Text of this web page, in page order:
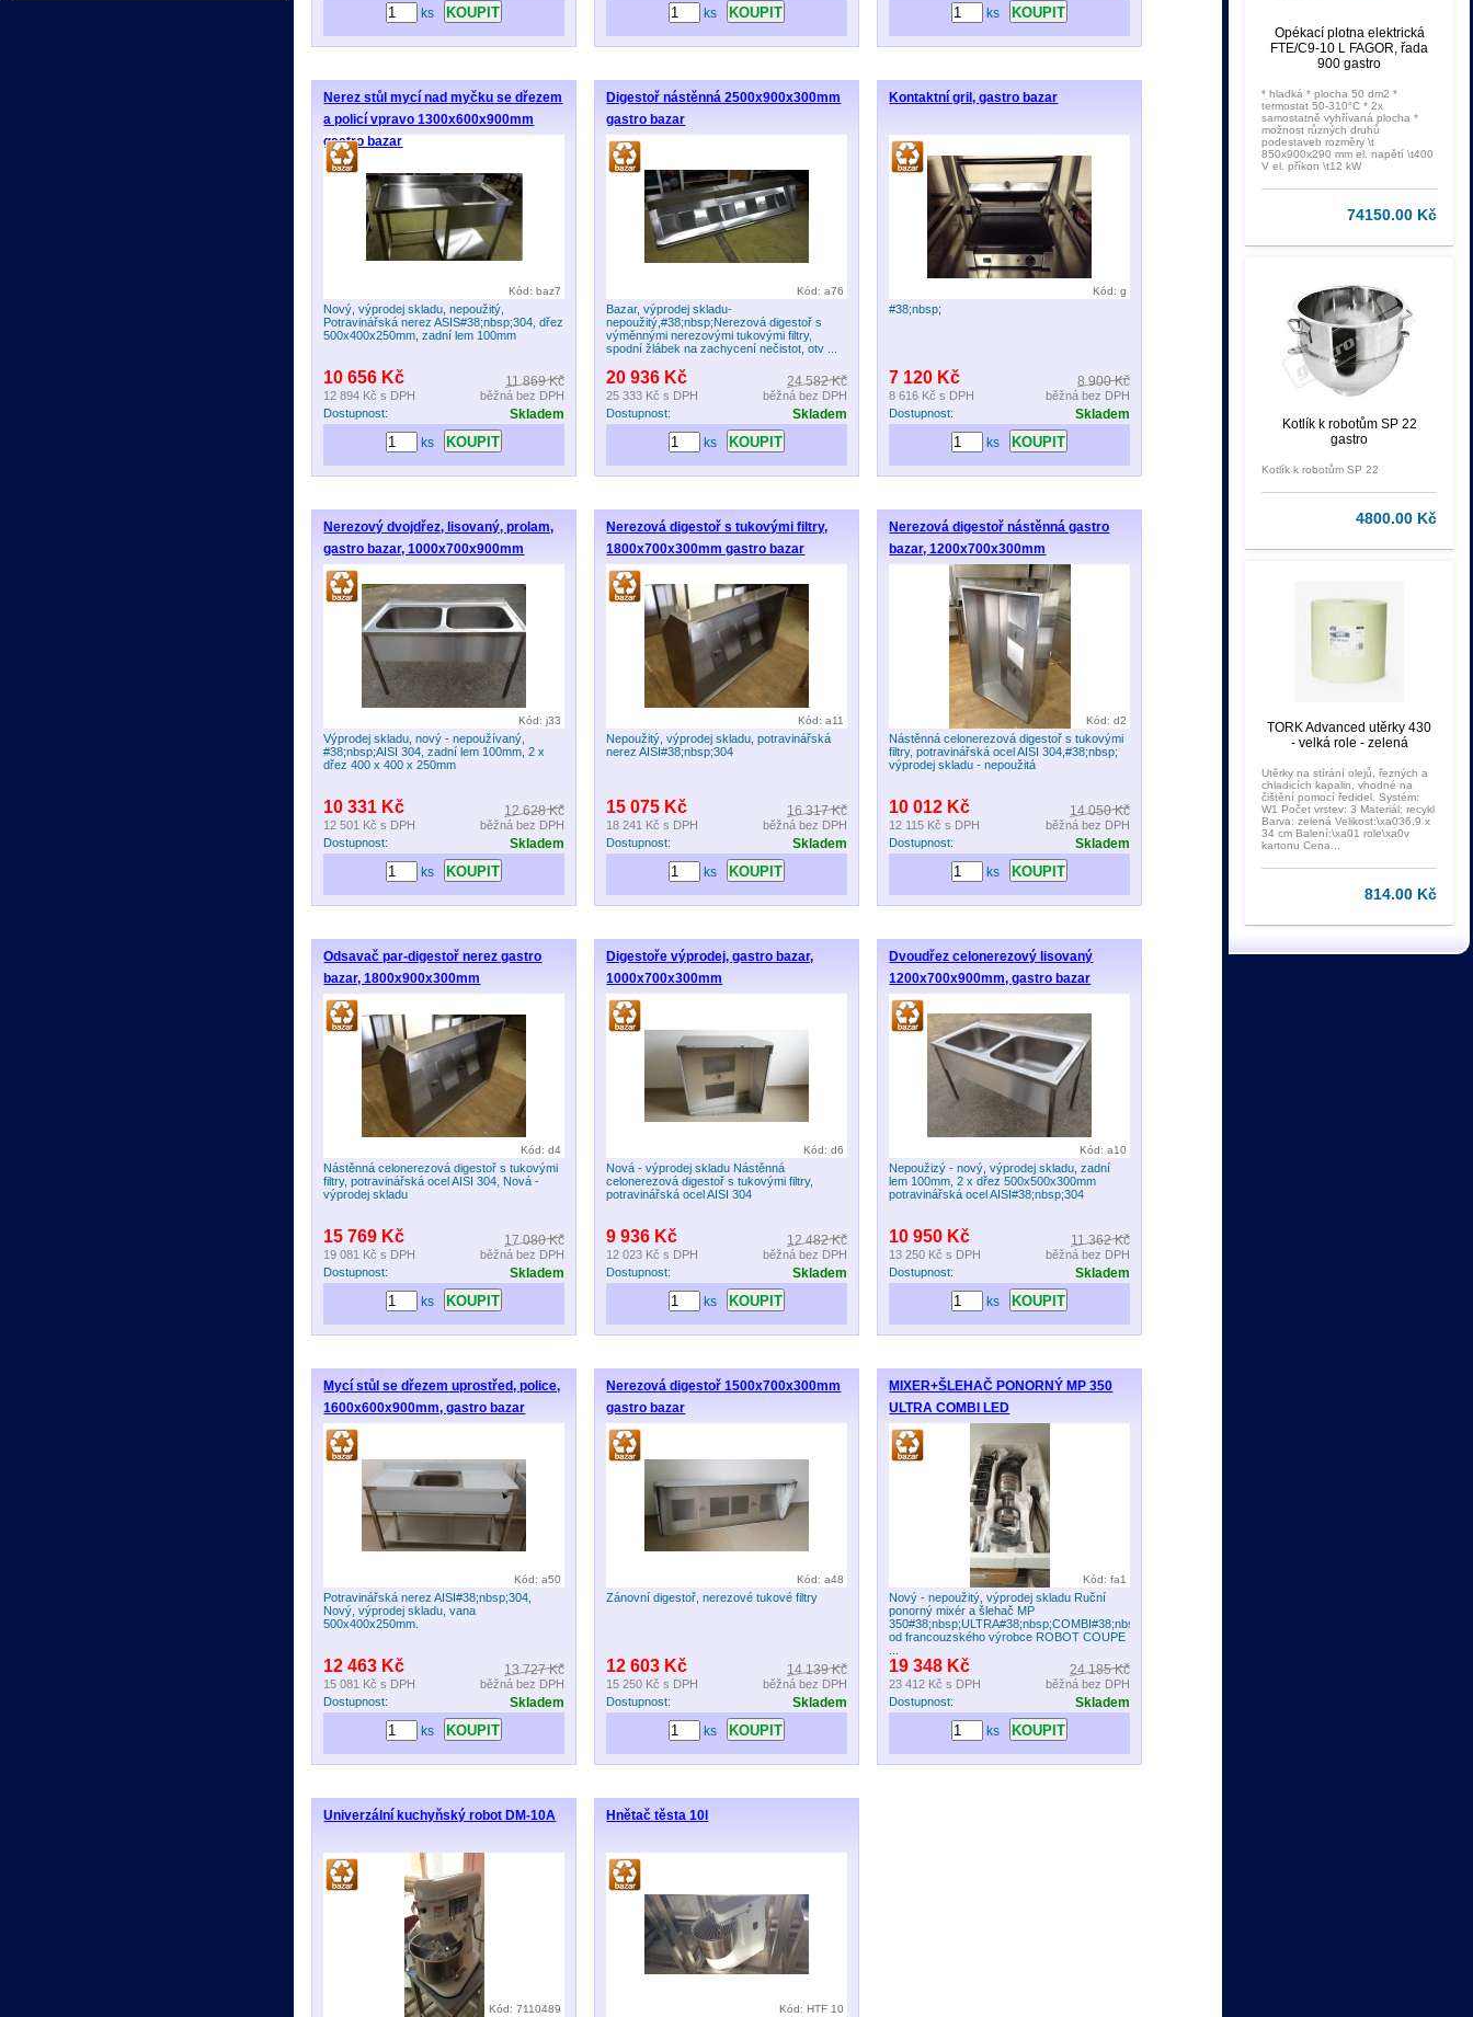
ks
ks
ks
Kód: baz7
Nerez stůl mycí nad myčku se dřezem
a policí vpravo 1300x600x900mm
gastro bazar
Nový, výprodej skladu, nepoužitý,
Potravinářská nerez ASIS#38;nbsp;304, dřez
500x400x250mm, zadní lem 100mm
10 656 Kč
12 894 Kč s DPH
11 869 Kč
běžná bez DPH
Dostupnost:
Skladem
ks
Kód: a76
Digestoř nástěnná 2500x900x300mm
gastro bazar
Bazar, výprodej skladu-
nepoužitý,#38;nbsp;Nerezová digestoř s
výměnnými nerezovými tukovými filtry,
spodní žlábek na zachycení nečistot, otv ...
20 936 Kč
25 333 Kč s DPH
24 582 Kč
běžná bez DPH
Dostupnost:
Skladem
ks
Kód: g
Kontaktní gril, gastro bazar
#38;nbsp;
7 120 Kč
8 616 Kč s DPH
8 900 Kč
běžná bez DPH
Dostupnost:
Skladem
ks
Kód: j33
Nerezový dvojdřez, lisovaný, prolam,
gastro bazar, 1000x700x900mm
Výprodej skladu, nový - nepoužívaný,
#38;nbsp;AISI 304, zadní lem 100mm, 2 x
dřez 400 x 400 x 250mm
10 331 Kč
12 501 Kč s DPH
12 628 Kč
běžná bez DPH
Dostupnost:
Skladem
ks
Kód: a11
Nerezová digestoř s tukovými filtry,
1800x700x300mm gastro bazar
Nepoužitý, výprodej skladu, potravinářská
nerez AISI#38;nbsp;304
15 075 Kč
18 241 Kč s DPH
16 317 Kč
běžná bez DPH
Dostupnost:
Skladem
ks
Kód: d2
Nerezová digestoř nástěnná gastro
bazar, 1200x700x300mm
Nástěnná celonerezová digestoř s tukovými
filtry, potravinářská ocel AISI 304,#38;nbsp;
výprodej skladu - nepoužitá
10 012 Kč
12 115 Kč s DPH
14 050 Kč
běžná bez DPH
Dostupnost:
Skladem
ks
Kód: d4
Odsavač par-digestoř nerez gastro
bazar, 1800x900x300mm
Nástěnná celonerezová digestoř s tukovými
filtry, potravinářská ocel AISI 304, Nová -
výprodej skladu
15 769 Kč
19 081 Kč s DPH
17 080 Kč
běžná bez DPH
Dostupnost:
Skladem
ks
Kód: d6
Digestoře výprodej, gastro bazar,
1000x700x300mm
Nová - výprodej skladu Nástěnná
celonerezová digestoř s tukovými filtry,
potravinářská ocel AISI 304
9 936 Kč
12 023 Kč s DPH
12 482 Kč
běžná bez DPH
Dostupnost:
Skladem
ks
Kód: a10
Dvoudřez celonerezový lisovaný
1200x700x900mm, gastro bazar
Nepoužizý - nový, výprodej skladu, zadní
lem 100mm, 2 x dřez 500x500x300mm
potravinářská ocel AISI#38;nbsp;304
10 950 Kč
13 250 Kč s DPH
11 362 Kč
běžná bez DPH
Dostupnost:
Skladem
ks
Kód: a50
Mycí stůl se dřezem uprostřed, police,
1600x600x900mm, gastro bazar
Potravinářská nerez AISI#38;nbsp;304,
Nový, výprodej skladu, vana
500x400x250mm.
12 463 Kč
15 081 Kč s DPH
13 727 Kč
běžná bez DPH
Dostupnost:
Skladem
ks
Kód: a48
Nerezová digestoř 1500x700x300mm
gastro bazar
Zánovní digestoř, nerezové tukové filtry
12 603 Kč
15 250 Kč s DPH
14 139 Kč
běžná bez DPH
Dostupnost:
Skladem
ks
Kód: fa1
MIXER+ŠLEHAČ PONORNÝ MP 350
ULTRA COMBI LED
Nový - nepoužitý, výprodej skladu Ruční
ponorný mixér a šlehač MP
350#38;nbsp;ULTRA#38;nbsp;COMBI#38;nbsp;
od francouzského výrobce ROBOT COUPE
19 348 Kč
23 412 Kč s DPH
24 185 Kč
běžná bez DPH
Dostupnost:
Skladem
ks
Kód: 7110489
Univerzální kuchyňský robot DM-10A
Kód: HTF 10
Hnětač těsta 10l
Opékací plotna elektrická
FTE/C9-10 L FAGOR, řada
900 gastro
* hladká * plocha 50 dm2 *
termostat 50-310°C * 2x
samostatně vyhřívaná plocha *
možnost různých druhů
podestaveb rozměry \t
850x900x290 mm el. napětí \t400
V el. příkon \t12 kW
74150.00 Kč
Kotlík k robotům SP 22
gastro
Kotlík k robotům SP 22
4800.00 Kč
TORK Advanced utěrky 430
- velká role - zelená
Utěrky na stírání olejů, řezných a
chladicích kapalin, vhodné na
čištění pomocí ředidel. Systém:
W1 Počet vrstev: 3 Materiál: recykl
Barva: zelená Velikost:\xa036,9 x
34 cm Balení:\xa01 role\xa0v
kartonu Cena...
814.00 Kč